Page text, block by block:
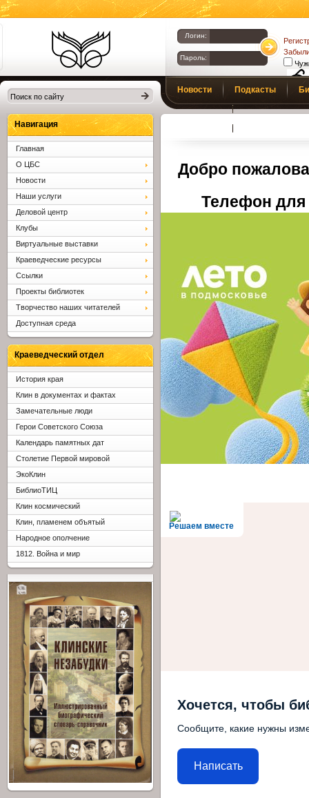
Библиотеки
Клина. Клинская
ЦБС.
Логин:
Пароль:
Новости Подкасты
Добро
Телефон для
Решаем вместе
Хочется, чтобы
Сообщите, какие нужны
Написать
Навигация
Главная
О ЦБС
Новости
Наши услуги
Деловой центр
Клубы
Виртуальные выставки
Краеведческие ресурсы
Ссылки
Проекты библиотек
Творчество наших читателей
Доступная среда
Краеведческий отдел
История края
Клин в документах и фактах
Замечательные люди
Герои Советского Союза
Календарь памятных дат
Столетие Первой мировой
ЭкоКлин
БиблиоТИЦ
Клин космический
Клин, пламенем объятый
Народное ополчение
1812. Война и мир